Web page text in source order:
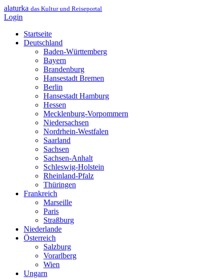
alaturka das Kultur und Reiseportal
Login
Startseite
Deutschland
Baden-Württemberg
Bayern
Brandenburg
Hansestadt Bremen
Berlin
Hansestadt Hamburg
Hessen
Mecklenburg-Vorpommern
Niedersachsen
Nordrhein-Westfalen
Saarland
Sachsen
Sachsen-Anhalt
Schleswig-Holstein
Rheinland-Pfalz
Thüringen
Frankreich
Marseille
Paris
Straßburg
Niederlande
Österreich
Salzburg
Vorarlberg
Wien
Ungarn